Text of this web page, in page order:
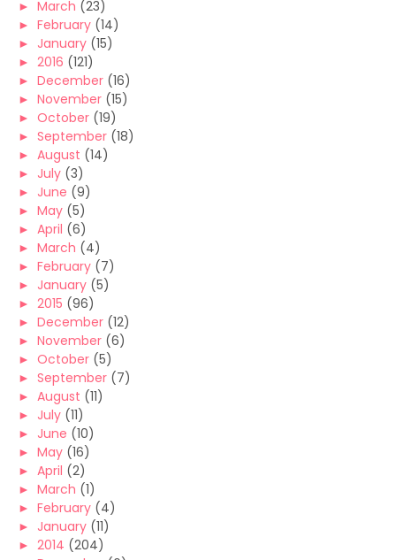
► March (23)
► February (14)
► January (15)
► 2016 (121)
► December (16)
► November (15)
► October (19)
► September (18)
► August (14)
► July (3)
► June (9)
► May (5)
► April (6)
► March (4)
► February (7)
► January (5)
► 2015 (96)
► December (12)
► November (6)
► October (5)
► September (7)
► August (11)
► July (11)
► June (10)
► May (16)
► April (2)
► March (1)
► February (4)
► January (11)
► 2014 (204)